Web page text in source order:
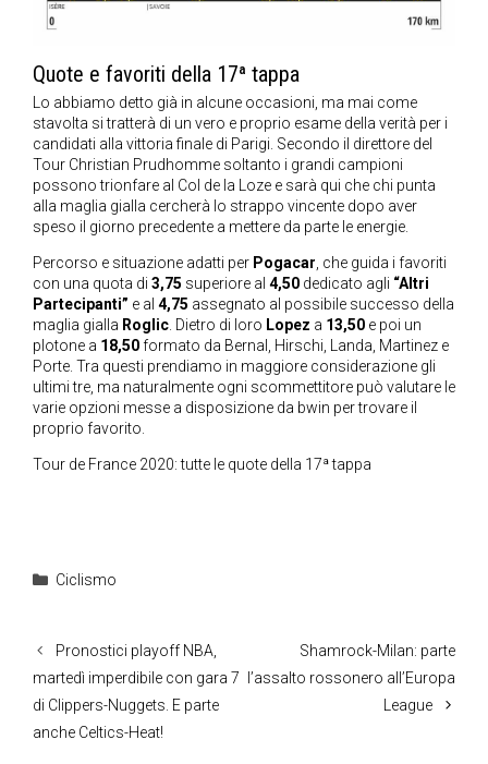
Quote e favoriti della 17ª tappa
Lo abbiamo detto già in alcune occasioni, ma mai come
stavolta si tratterà di un vero e proprio esame della verità per i
candidati alla vittoria finale di Parigi. Secondo il direttore del
Tour Christian Prudhomme soltanto i grandi campioni
possono trionfare al Col de la Loze e sarà qui che chi punta
alla maglia gialla cercherà lo strappo vincente dopo aver
speso il giorno precedente a mettere da parte le energie.
Percorso e situazione adatti per Pogacar, che guida i favoriti
con una quota di 3,75 superiore al 4,50 dedicato agli “Altri
Partecipanti” e al 4,75 assegnato al possibile successo della
maglia gialla Roglic. Dietro di loro Lopez a 13,50 e poi un
plotone a 18,50formato da Bernal, Hirschi, Landa, Martinez e
Porte. Tra questi prendiamo in maggiore considerazione gli
ultimi tre, ma naturalmente ogni scommettitore può valutare le
varie opzioni messe a disposizione da bwin per trovare il
proprio favorito.
Tour de France 2020: tutte le quote della 17ª tappa
Categorie
Ciclismo
Pronostici playoff NBA,
martedì imperdibile con gara 7
di Clippers-Nuggets. E parte
anche Celtics-Heat!
Shamrock-Milan: parte
l’assalto rossonero all’Europa
League